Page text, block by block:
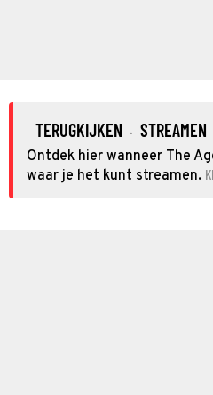
TERUGKIJKEN · STREAMEN
Ontdek hier wanneer The
waar je het kunt streamen.